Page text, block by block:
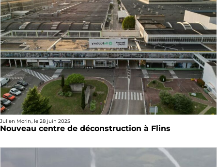
Julien Morin, le 28 juin 2025
Nouveau centre de déconstruction à Flins